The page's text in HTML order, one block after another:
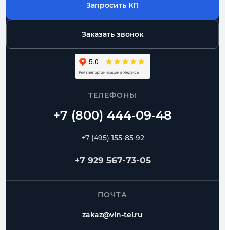
Запросить КП
Заказать звонок
ТЕЛЕФОНЫ
+7 (495) 155-85-92
+7 929 567-73-05
ПОЧТА
zakaz@vin-tel.ru